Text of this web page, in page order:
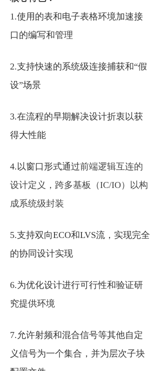
1.使用的表和电子表格环境加速接
口的编写和管理
2.支持快速的系统级连接捕获和“假
设”场景
3.在流程的早期解决设计折衷以获
得大性能
4.以窗口形式通过前端逻辑互连的
设计定义，跨多基板（IC/IO）以构
成系统级封装
5.支持双向ECO和LVS流，实现完全
的协同设计实现
6.为优化设计进行可行性和验证研
究提供环境
7.允许射频和混合信号等其他自定
义信号为一个集合 ，并为层次子块